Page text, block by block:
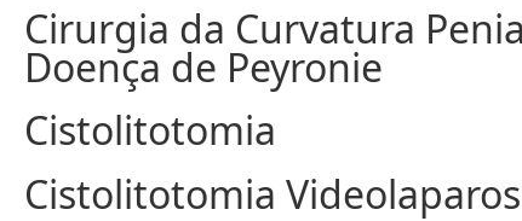
Cirurgia da Curvatura
Doença de Peyronie
Cistolitotomia
Cistolitotomia